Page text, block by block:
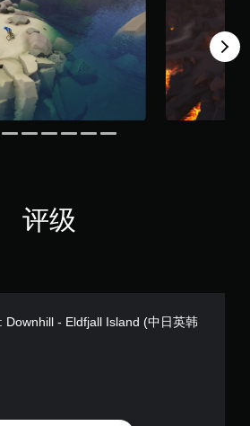
评级
Downhill - Eldfjall Island (中日英韩